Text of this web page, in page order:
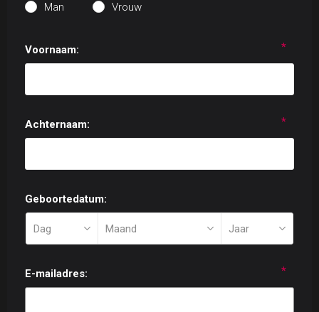
Man Vrouw
Voornaam: *
Achternaam: *
Geboortedatum:
E-mailadres: *